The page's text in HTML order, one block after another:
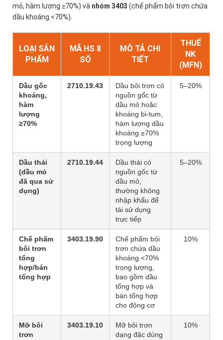
mỏ, hàm lượng ≥70%) và nhóm 3403 (chế phẩm bôi trơn chứa
dầu khoáng <70%).
LOẠI SẢN
PHẨM
MÃ HS 8
SỐ
MÔ TẢ CHI
TIẾT
THUẾ
NK
(MFN)
Dầu gốc
khoáng,
hàm
lượng
≥70%
2710.19.43
Dầu bôi trơn có
nguồn gốc từ
dầu mỏ hoặc
khoáng bi-tum,
hàm lượng dầu
khoáng ≥70%
trọng lượng
5–20%
Dầu thải
(dầu mỏ
đã qua sử
dụng)
2710.19.44
Dầu thải có
nguồn gốc từ
dầu mỏ,
thường không
nhập khẩu để
tái sử dụng
trực tiếp
5–20%
Chế phẩm
bôi trơn
tổng
hợp/bán
tổng hợp
3403.19.90
Chế phẩm bôi
trơn chứa dầu
khoáng <70%
trọng lượng,
bao gồm dầu
tổng hợp và
bán tổng hợp
cho động cơ
10%
Mỡ bôi
trơn
3403.19.10
Mỡ bôi trơn
dạng đặc dùng
10%